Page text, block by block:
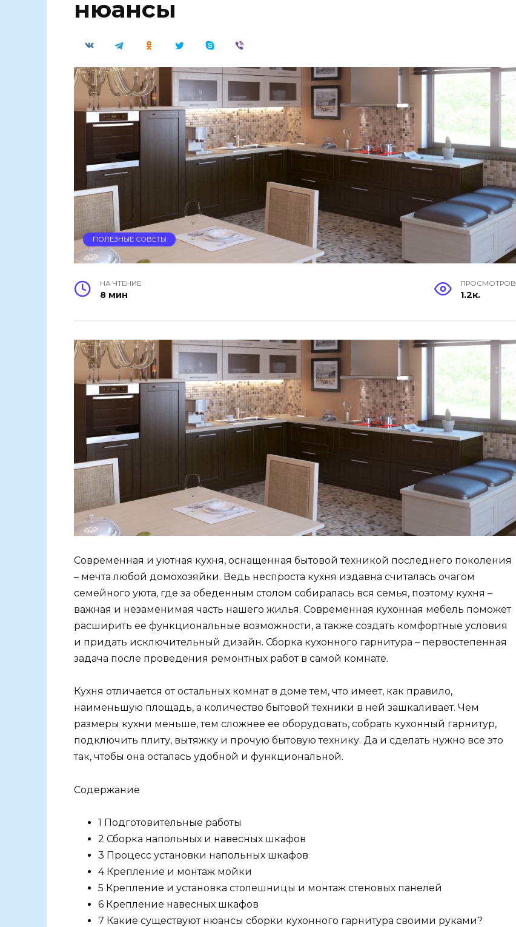
нюансы
ПОЛЕЗНЫЕ СОВЕТЫ
НА ЧТЕНИЕ
8 мин
ПРОСМОТРОВ
1.2к.
Современная и уютная кухня, оснащенная бытовой техникой последнего поколения
– мечта любой домохозяйки. Ведь неспроста кухня издавна считалась очагом
семейного уюта, где за обеденным столом собиралась вся семья, поэтому кухня –
важная и незаменимая часть нашего жилья. Современная кухонная мебель поможет
расширить ее функциональные возможности, а также создать комфортные условия
и придать исключительный дизайн. Сборка кухонного гарнитура – первостепенная
задача после проведения ремонтных работ в самой комнате.
Кухня отличается от остальных комнат в доме тем, что имеет, как правило,
наименьшую площадь, а количество бытовой техники в ней зашкаливает. Чем
размеры кухни меньше, тем сложнее ее оборудовать, собрать кухонный гарнитур,
подключить плиту, вытяжку и прочую бытовую технику. Да и сделать нужно все это
так, чтобы она осталась удобной и функциональной.
Содержание
1 Подготовительные работы
2 Сборка напольных и навесных шкафов
3 Процесс установки напольных шкафов
4 Крепление и монтаж мойки
5 Крепление и установка столешницы и монтаж стеновых панелей
6 Крепление навесных шкафов
7 Какие существуют нюансы сборки кухонного гарнитура своими руками?